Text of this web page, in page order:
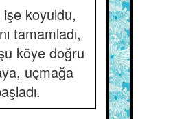
koyuldu,
tamamladı,
köye doğru
uçmağa